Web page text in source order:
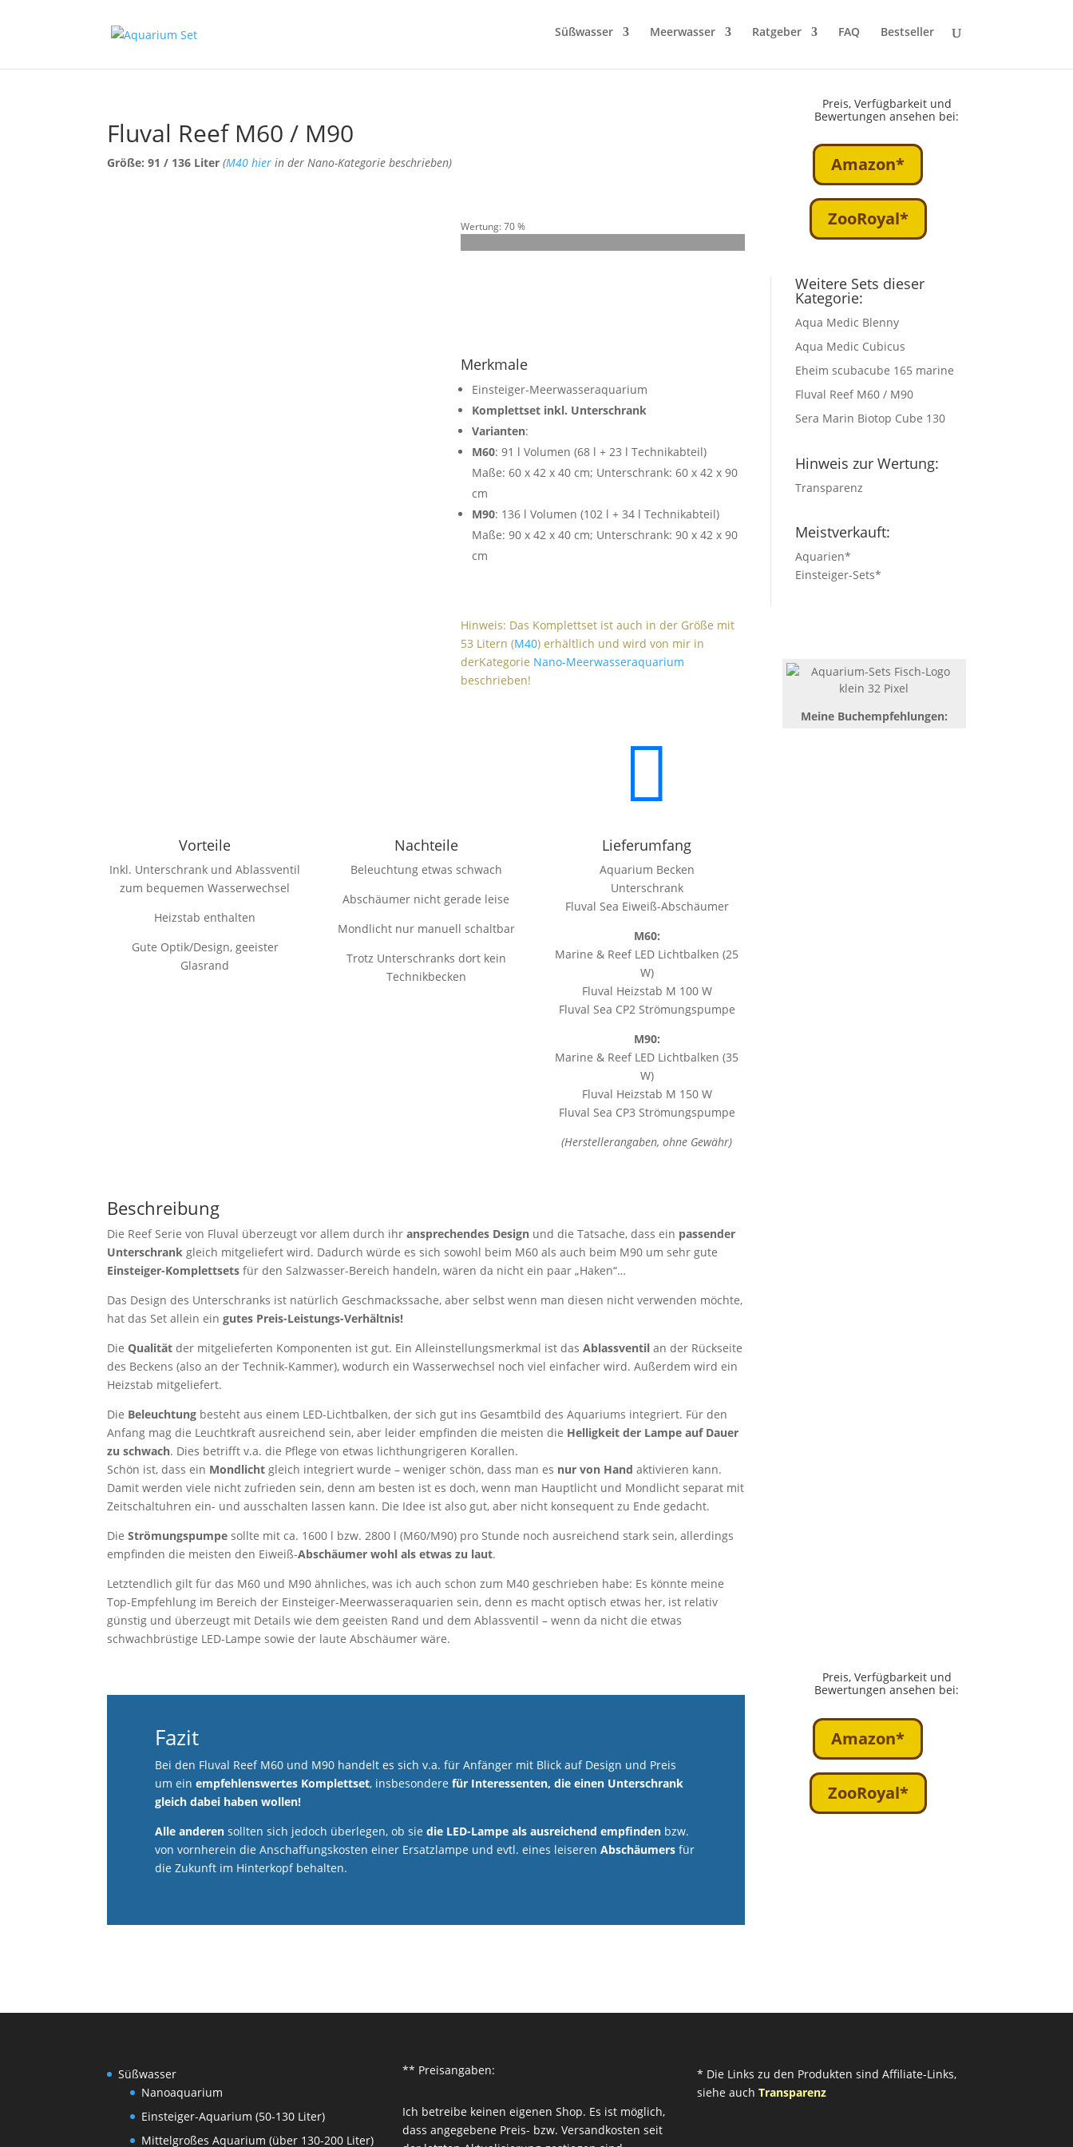
Süßwasser Meerwasser Ratgeber FAQ Bestseller
Fluval Reef M60 / M90
Größe: 91 / 136 Liter(M40 hier in der Nano-Kategorie beschrieben)
Wertung: 70 %
Merkmale
Einsteiger-Meerwasseraquarium
Komplettset inkl. Unterschrank
Varianten:
M60: 91 l Volumen (68 l + 23 l Technikabteil)
Maße: 60 x 42 x 40 cm; Unterschrank: 60 x 42 x 90
cm
M90: 136 l Volumen (102 l + 34 l Technikabteil)
Maße: 90 x 42 x 40 cm; Unterschrank: 90 x 42 x 90
cm
Hinweis: Das Komplettset ist auch in der Größe mit
53 Litern (M40) erhältlich und wird von mir in
derKategorie Nano-Meerwasseraquarium
beschrieben!
Vorteile
Inkl. Unterschrank und Ablassventil
zum bequemen Wasserwechsel
Heizstab enthalten
Gute Optik/Design, geeister
Glasrand
Nachteile
Beleuchtung etwas schwach
Abschäumer nicht gerade leise
Mondlicht nur manuell schaltbar
Trotz Unterschranks dort kein
Technikbecken

Lieferumfang
Aquarium Becken
Unterschrank
Fluval Sea Eiweiß-Abschäumer
M60:
Marine & Reef LED Lichtbalken (25
W)
Fluval Heizstab M 100 W
Fluval Sea CP2 Strömungspumpe
M90:
Marine & Reef LED Lichtbalken (35
W)
Fluval Heizstab M 150 W
Fluval Sea CP3 Strömungspumpe
(Herstellerangaben, ohne Gewähr)
Beschreibung
Die Reef Serie von Fluval überzeugt vor allem durch ihransprechendes Design und die Tatsache, dass ein passender
Unterschrank gleich mitgeliefert wird. Dadurch würde es sich sowohl beim M60 als auch beim M90 um sehr gute
Einsteiger-Komplettsets für den Salzwasser-Bereich handeln, wären da nicht ein paar „Haken“…
Das Design des Unterschranks ist natürlich Geschmackssache, aber selbst wenn man diesen nicht verwenden möchte,
hat das Set allein eingutes Preis-Leistungs-Verhältnis!
Die Qualitätder mitgelieferten Komponenten ist gut. Ein Alleinstellungsmerkmal ist dasAblassventil an der Rückseite
des Beckens (also an der Technik-Kammer), wodurch ein Wasserwechsel noch viel einfacher wird. Außerdem wird ein
Heizstab mitgeliefert.
Die Beleuchtung besteht aus einem LED-Lichtbalken, der sich gut ins Gesamtbild des Aquariums integriert. Für den
Anfang mag die Leuchtkraft ausreichend sein, aber leider empfinden die meisten die Helligkeit der Lampe auf Dauer
zu schwach. Dies betrifft v.a. die Pflege von etwas lichthungrigeren Korallen.
Schön ist, dass ein Mondlicht gleich integriert wurde – weniger schön, dass man es nur von Hand aktivieren kann.
Damit werden viele nicht zufrieden sein, denn am besten ist es doch, wenn man Hauptlicht und Mondlicht separat mit
Zeitschaltuhren ein- und ausschalten lassen kann. Die Idee ist also gut, aber nicht konsequent zu Ende gedacht.
DieStrömungspumpe sollte mit ca. 1600 l bzw. 2800 l (M60/M90) pro Stunde noch ausreichend stark sein, allerdings
empfinden die meisten den Eiweiß-Abschäumer wohl als etwas zu laut.
Letztendlich gilt für das M60 und M90 ähnliches, was ich auch schon zum M40 geschrieben habe: Es könnte meine
Top-Empfehlung im Bereich der Einsteiger-Meerwasseraquarien sein, denn es macht optisch etwas her, ist relativ
günstig und überzeugt mit Details wie dem geeisten Rand und dem Ablassventil – wenn da nicht die etwas
schwachbrüstige LED-Lampe sowie der laute Abschäumer wäre.
Preis, Verfügbarkeit und
Bewertungen ansehen bei:
Amazon*
ZooRoyal*
Weitere Sets dieser
Kategorie:
Aqua Medic Blenny
Aqua Medic Cubicus
Eheim scubacube 165 marine
Fluval Reef M60 / M90
Sera Marin Biotop Cube 130
Hinweis zur Wertung:
Transparenz
Meistverkauft:
Aquarien*
Einsteiger-Sets*
Meine Buchempfehlungen:
Fazit
Bei den Fluval Reef M60 und M90 handelt es sich v.a. für Anfänger mit Blick auf Design und Preis
um einempfehlenswertes Komplettset, insbesonderefür Interessenten, die einen Unterschrank
gleich dabei haben wollen!
Alle anderen sollten sich jedoch überlegen, ob siedie LED-Lampe als ausreichend empfinden bzw.
von vornherein die Anschaffungskosten einer Ersatzlampe und evtl. eines leiserenAbschäumers für
die Zukunft im Hinterkopf behalten.
Preis, Verfügbarkeit und
Bewertungen ansehen bei:
Amazon*
ZooRoyal*
Süßwasser
Nanoaquarium
Einsteiger-Aquarium (50-130 Liter)
Mittelgroßes Aquarium (über 130-200 Liter)
** Preisangaben:
Ich betreibe keinen eigenen Shop. Es ist möglich,
dass angegebene Preis- bzw. Versandkosten seit
* Die Links zu den Produkten sind Affiliate-Links,
siehe auch Transparenz